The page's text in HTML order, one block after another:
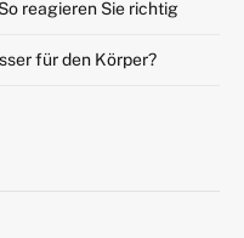
reagieren Sie richtig
für den Körper?